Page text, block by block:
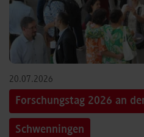
20.07.2026
Forschungstag 2026 an
Schwenningen